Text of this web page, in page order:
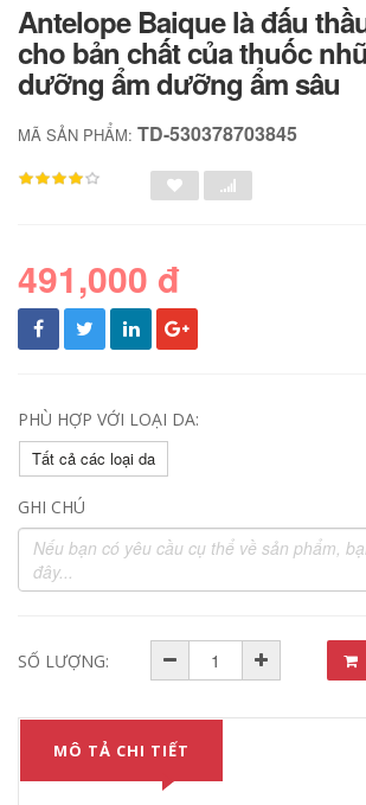
Antelope Baique là đấu
cho bản chất của thuốc
dưỡng ẩm dưỡng ẩm sâu
MÃ SẢN PHẨM: TD-530378703845
491,000 đ
PHÙ HỢP VỚI LOẠI DA:
Tất cả các loại da
GHI CHÚ
SỐ LƯỢNG:
MÔ TẢ CHI TIẾT